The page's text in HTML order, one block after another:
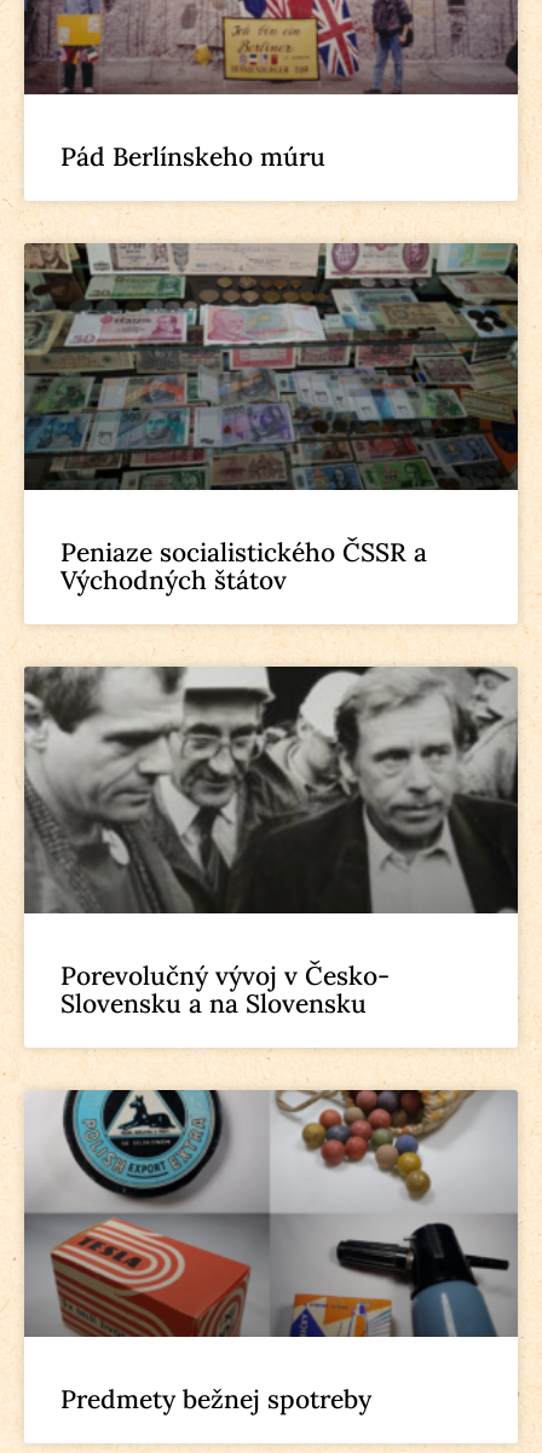
Pád Berlínskeho múru
Peniaze socialistického ČSSR a
Východných štátov
Porevolučný vývoj v Česko-
Slovensku a na Slovensku
Predmety bežnej spotreby